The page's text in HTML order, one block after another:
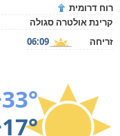
רוח דרומית
קרינת אולטרה סגולה
זריחה
06:09